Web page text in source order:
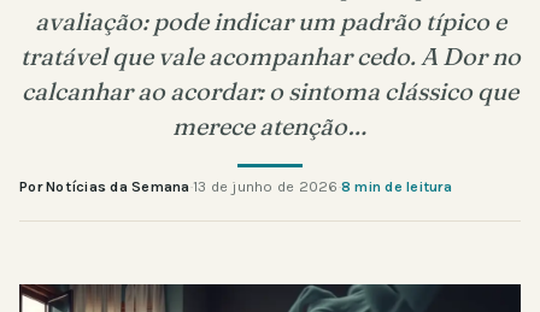
avaliação: pode indicar um padrão típico e
tratável que vale acompanhar cedo. A Dor no
calcanhar ao acordar: o sintoma clássico que
merece atenção…
Por Notícias da Semana·13 de junho de 2026·8 min de leitura